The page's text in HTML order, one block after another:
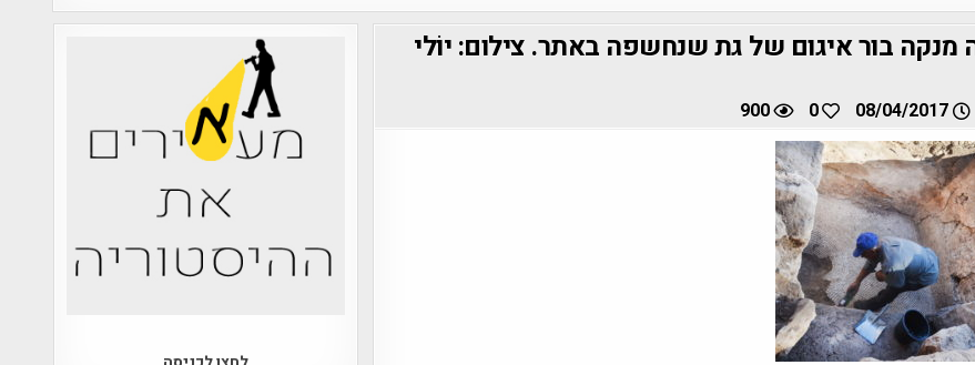
מנקה בור איגום של גת שנחשפה באתר. צילום: יוֹלי
08/04/2017
0
900